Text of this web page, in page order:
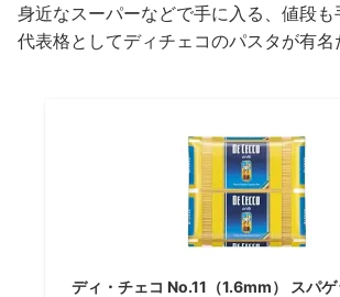
身近なスーパーなどで手に入る、値段
代表格としてディチェコのパスタが有名
ディ・チェコ No.11（1.6mm） スパ